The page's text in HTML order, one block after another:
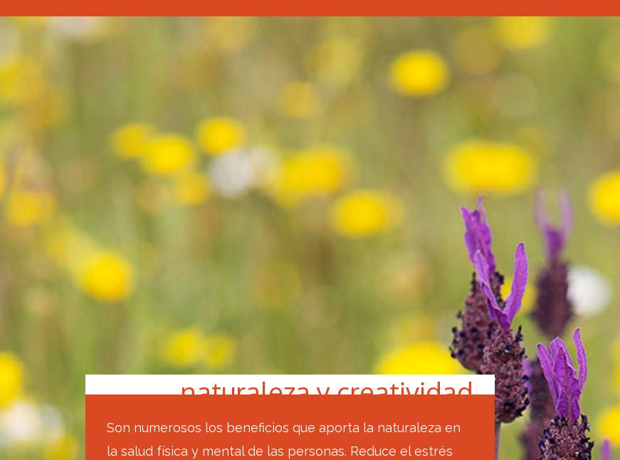
naturaleza y creatividad
Son numerosos los beneficios que aporta la naturaleza en
la salud física y mental de las personas. Reduce el estrés